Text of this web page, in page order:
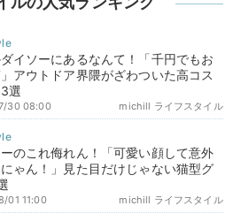
イソーにあるなんて！「千円でもお
アウトドア界隈がざわついた高コス
選
michill ライフスタイル
30 08:00
のこれ侮れん！「可愛い顔して意外
ゃん！」見た目だけじゃない猫型グ
michill ライフスタイル
01 11:00